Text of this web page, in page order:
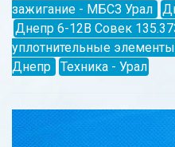
зажигание - МБСЗ Урал
Днепр 6-12В Совек
уплотнительные
Днепр
Техника - Урал